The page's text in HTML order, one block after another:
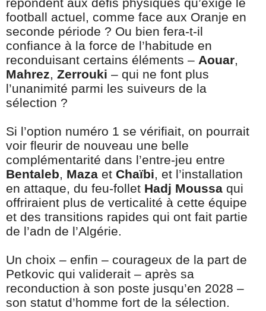
football actuel, comme face aux Oranje en
seconde période ? Ou bien fera-t-il
confiance à la force de l’habitude en
reconduisant certains éléments – Aouar,
Mahrez, Zerrouki – qui ne font plus
l’unanimité parmi les suiveurs de la
sélection ?
Si l’option numéro 1 se vérifiait, on pourrait
voir fleurir de nouveau une belle
complémentarité dans l’entre-jeu entre
Bentaleb, Maza et Chaïbi, et l’installation
en attaque, du feu-follet Hadj Moussa qui
offriraient plus de verticalité à cette équipe
et des transitions rapides qui ont fait partie
de l’adn de l’Algérie.
Un choix – enfin – courageux de la part de
Petkovic qui validerait – après sa
reconduction à son poste jusqu’en 2028 –
son statut d’homme fort de la sélection.